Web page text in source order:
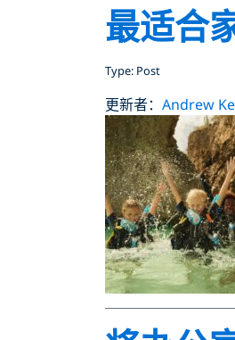
最适合
Type: Post
更新者： Andrew